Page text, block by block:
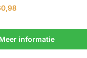
Meer informatie